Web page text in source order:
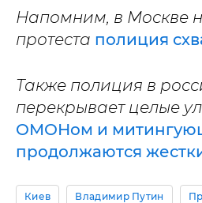
Напомним, в Москве
протеста полиция
Также полиция в
перекрывает целые
ОМОНом и
продолжаются
Киев Владимир Путин